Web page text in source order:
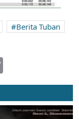
Berita Tuban